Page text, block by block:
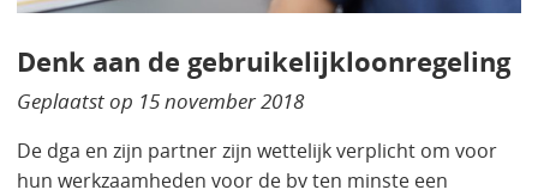
Denk aan de gebruikelijkloonregeling
Geplaatst op 15 november 2018
De dga en zijn partner zijn wettelijk verplicht om voor
hun werkzaamheden voor de bv ten minste een